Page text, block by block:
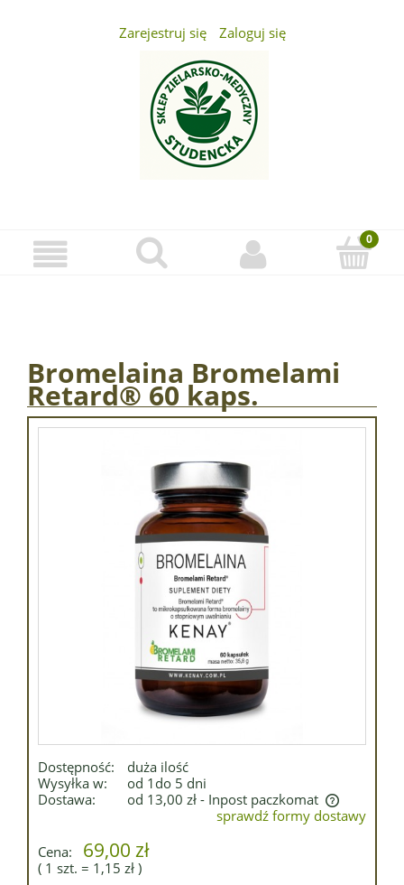
Zarejestruj się Zaloguj się
Bromelaina Bromelami
Retard® 60 kaps.
Dostępność:
duża ilość
Wysyłka w:
od 1do 5 dni
Dostawa:
od 13,00 zł - Inpost paczkomat
Cena nie zawiera ewentualnych kosztów płatności
sprawdź formy dostawy
Cena:
69,00 zł
( 1 szt. = 1,15 zł )